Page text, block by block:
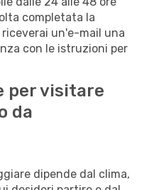
completata la
un'e-mail una
con le istruzioni per
per visitare
da
dipende dal clima,